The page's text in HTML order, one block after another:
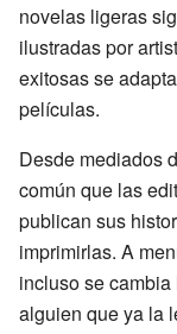
novelas ligeras
ilustradas por
exitosas se
películas.
Desde mediados
común que las
publican sus
imprimirlas. A
incluso se
alguien que ya la